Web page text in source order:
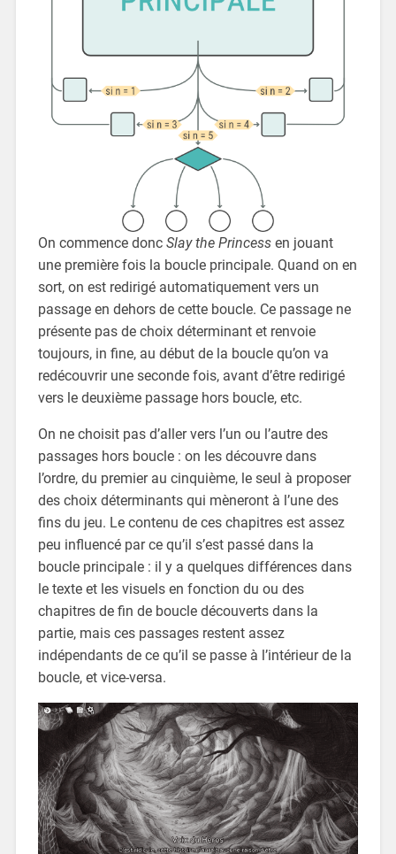
On commence donc Slay the Princessen jouant
une première fois la boucle principale. Quand on en
sort, on est redirigé automatiquement vers un
passage en dehors de cette boucle. Ce passage ne
présente pas de choix déterminant et renvoie
toujours, in fine, au début de la boucle qu’on va
redécouvrir une seconde fois, avant d’être redirigé
vers le deuxième passage hors boucle, etc.
On ne choisit pas d’aller vers l’un ou l’autre des
passages hors boucle : on les découvre dans
l’ordre, du premier au cinquième, le seul à proposer
des choix déterminants qui mèneront à l’une des
fins du jeu. Le contenu de ces chapitres est assez
peu influencé par ce qu’il s’est passé dans la
boucle principale : il y a quelques différences dans
le texte et les visuels en fonction du ou des
chapitres de fin de boucle découverts dans la
partie, mais ces passages restent assez
indépendants de ce qu’il se passe à l’intérieur de la
boucle, et vice-versa.